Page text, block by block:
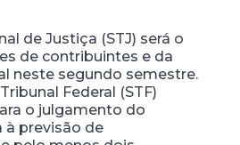
de Justiça (STJ) será o
de contribuintes e da
neste segundo semestre.
Federal (STF)
o julgamento do
à previsão de